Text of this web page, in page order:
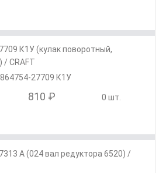
К1У (кулак поворотный,
/ CRAFT
864754-27709 К1У
810 ₽ 0 шт.
А (024 вал редуктора 6520) /